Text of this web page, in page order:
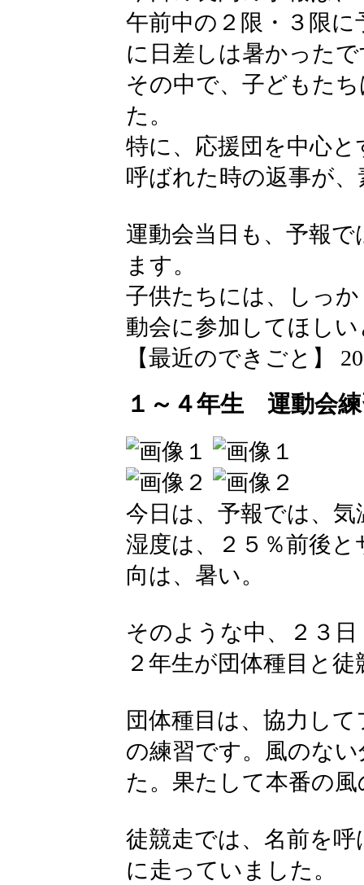
午前中の２限・３限
に日差しは暑かった
その中で、子どもた
た。
特に、応援団を中心
呼ばれた時の返事が
運動会当日も、予報
ます。
子供たちには、しっ
動会に参加してほし
【最近のできごと】
１～４年生 運動会
今日は、予報では、
湿度は、２５％前後
向は、暑い。
そのような中、２３
２年生が団体種目と
団体種目は、協力し
の練習です。風のな
た。果たして本番の
徒競走では、名前を
に走っていました。